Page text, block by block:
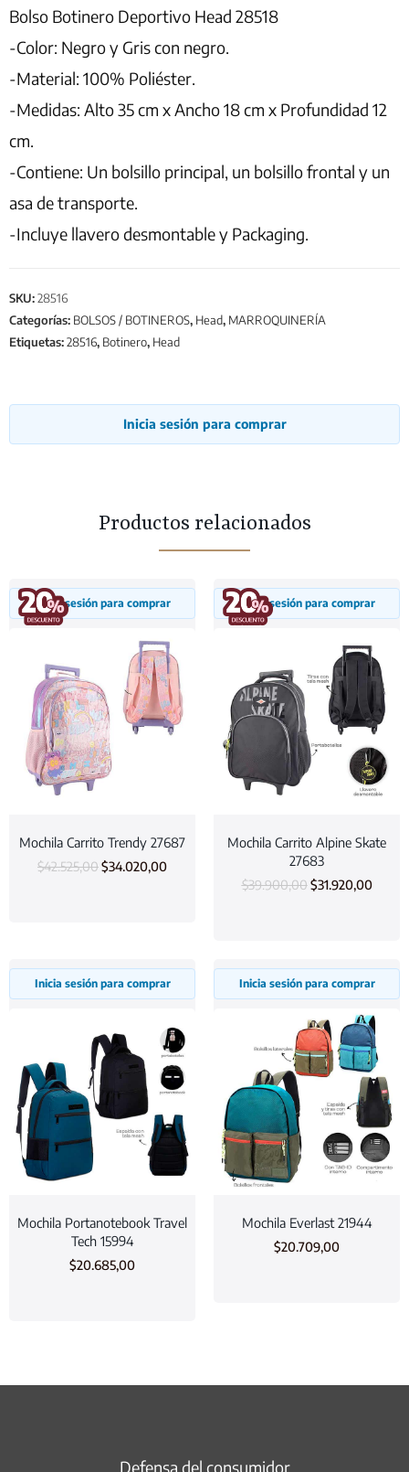
Bolso Botinero Deportivo Head 28518
-Color: Negro y Gris con negro.
-Material: 100% Poliéster.
-Medidas: Alto 35 cm x Ancho 18 cm x Profundidad 12
cm.
-Contiene: Un bolsillo principal, un bolsillo frontal y un
asa de transporte.
-Incluye llavero desmontable y Packaging.
SKU:28516
Categorías: BOLSOS / BOTINEROS, Head, MARROQUINERÍA
Etiquetas:28516, Botinero, Head
Inicia sesión para comprar
Productos relacionados
Inicia sesión para comprar
Mochila Carrito Trendy 27687
$42.525,00$34.020,00
Inicia sesión para comprar
Mochila Carrito Alpine Skate
27683
$39.900,00 $31.920,00
Inicia sesión para comprar
Mochila Portanotebook Travel
Tech 15994
$20.685,00
Inicia sesión para comprar
Mochila Everlast 21944
$20.709,00
Defensa del consumidor